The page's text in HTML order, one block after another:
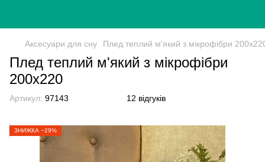
Аксесуари для сну Плед теплий м'який з мікрофібри
Плед теплий м'який з мікрофібри
200x220
Артикул: 97143 12 відгуків
ЗНИЖКА −29%